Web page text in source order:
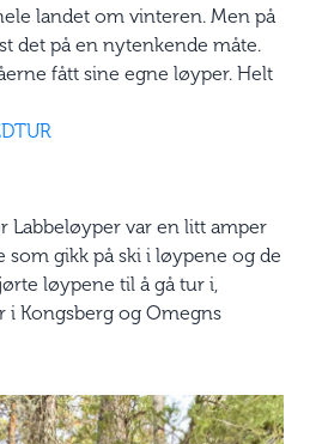
landet om vinteren. Men på
det på en nytenkende måte.
fått sine egne løyper. Helt
Labbeløyper var en litt amper
gikk på ski i løypene og de
løypene til å gå tur i,
i Kongsberg og Omegns